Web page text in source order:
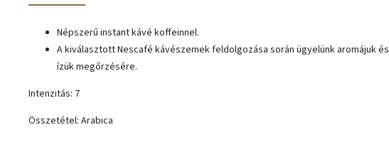
Népszerű instant kávé koffeinnel.
A kiválasztott Nescafé kávészemek feldolgozása során ügyelünk aromájuk és
ízük megőrzésére.
Intenzitás: 7
Összetétel: Arabica